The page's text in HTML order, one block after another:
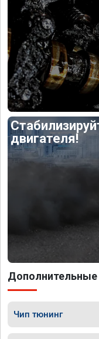
двигателя!
Дополнительные
Чип тюнинг